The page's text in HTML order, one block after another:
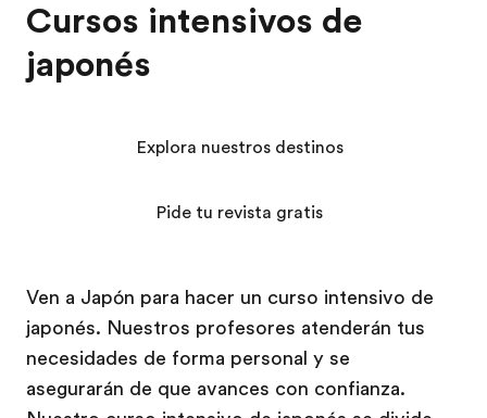
Cursos intensivos de
japonés
Ven a Japón para hacer un curso intensivo de
japonés. Nuestros profesores atenderán tus
necesidades de forma personal y se
asegurarán de que avances con confianza.
Explora nuestros destinos
Pide tu revista gratis